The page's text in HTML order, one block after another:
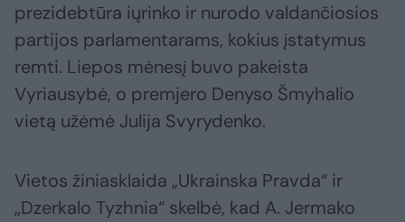
prezidebtūra iųrinko ir nurodo valdančiosios
partijos parlamentarams, kokius įstatymus
remti. Liepos mėnesį buvo pakeista
Vyriausybė, o premjero Denyso Šmyhalio
vietą užėmė Julija Svyrydenko.
Vietos žiniasklaida „Ukrainska Pravda“ ir
„Dzerkalo Tyzhnia“ skelbė, kad A. Jermako